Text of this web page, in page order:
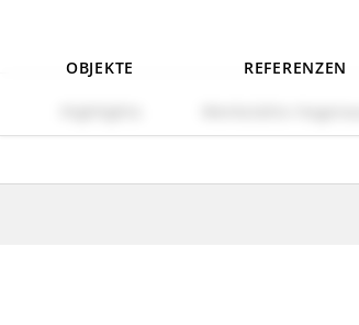
OBJEKTE REFERENZEN